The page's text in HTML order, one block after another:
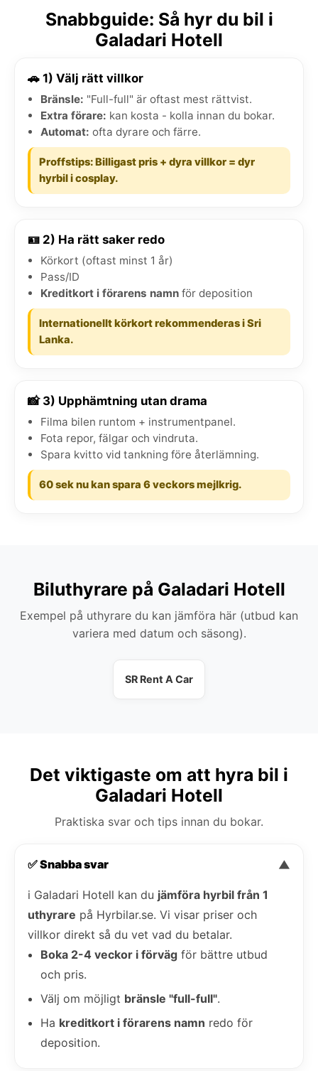
Snabbguide: Så hyr du bil i
Galadari Hotell
🚗 1) Välj rätt villkor
Bränsle: "Full-full" är oftast mest rättvist.
Extra förare: kan kosta - kolla innan du bokar.
Automat: ofta dyrare och färre.
Proffstips: Billigast pris + dyra villkor = dyr
hyrbil i cosplay.
🪪 2) Ha rätt saker redo
Körkort (oftast minst 1 år)
Pass/ID
Kreditkort i förarens namn för deposition
Internationellt körkort rekommenderas i Sri
Lanka.
📸 3) Upphämtning utan drama
Filma bilen runtom + instrumentpanel.
Fota repor, fälgar och vindruta.
Spara kvitto vid tankning före återlämning.
60 sek nu kan spara 6 veckors mejlkrig.
Biluthyrare på Galadari Hotell
Exempel på uthyrare du kan jämföra här (utbud kan
variera med datum och säsong).
SR Rent A Car
Det viktigaste om att hyra bil i
Galadari Hotell
Praktiska svar och tips innan du bokar.
✅ Snabba svar ▼
i Galadari Hotell kan du jämföra hyrbil från 1
uthyrare på Hyrbilar.se. Vi visar priser och
villkor direkt så du vet vad du betalar.
Boka 2-4 veckor i förväg för bättre utbud
och pris.
Välj om möjligt bränsle "full-full".
Ha kreditkort i förarens namn redo för
deposition.